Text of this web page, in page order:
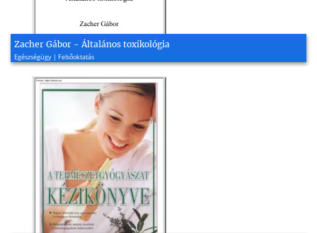
Zacher Gábor - Általános toxikológia
Egészségügy | Felsőoktatás